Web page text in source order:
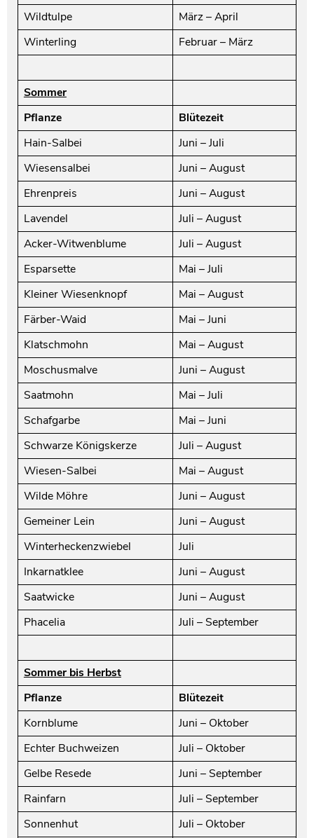
Wildtulpe
März – April
Winterling
Februar – März
Sommer
Pflanze
Blütezeit
Hain-Salbei
Juni – Juli
Wiesensalbei
Juni – August
Ehrenpreis
Juni – August
Lavendel
Juli – August
Acker-Witwenblume
Juli – August
Esparsette
Mai – Juli
Kleiner Wiesenknopf
Mai – August
Färber-Waid
Mai – Juni
Klatschmohn
Mai – August
Moschusmalve
Juni – August
Saatmohn
Mai – Juli
Schafgarbe
Mai – Juni
Schwarze Königskerze
Juli – August
Wiesen-Salbei
Mai – August
Wilde Möhre
Juni – August
Gemeiner Lein
Juni – August
Winterheckenzwiebel
Juli
Inkarnatklee
Juni – August
Saatwicke
Juni – August
Phacelia
Juli – September
Sommer bis Herbst
Pflanze
Blütezeit
Kornblume
Juni – Oktober
Echter Buchweizen
Juli – Oktober
Gelbe Resede
Juni – September
Rainfarn
Juli – September
Sonnenhut
Juli – Oktober